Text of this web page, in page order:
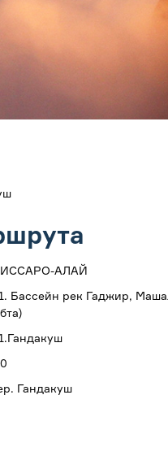
АЛАЙ
Бассейн рек Гаджир,
Гандакуш